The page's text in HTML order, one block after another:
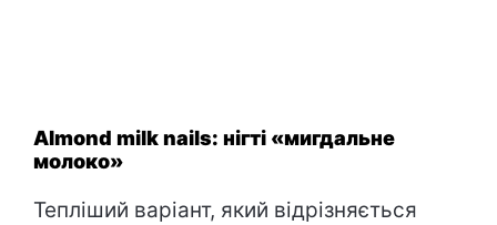
Almond milk nails: нігті «мигдальне
молоко»
Тепліший варіант, який відрізняється